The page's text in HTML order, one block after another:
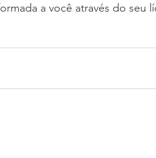
a você através do seu